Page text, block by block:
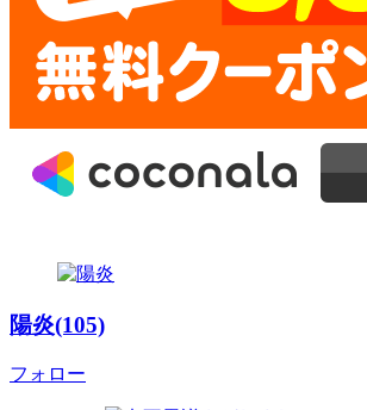
陽炎(105)
フォロー